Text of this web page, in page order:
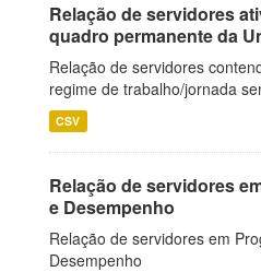
Relação de servidores
quadro permanente da
Relação de servidores
regime de trabalho/jornada
CSV
Relação de servidores
e Desempenho
Relação de servidores em
Desempenho